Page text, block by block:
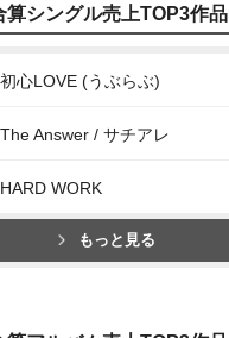
算シングル売上TOP3作品
初心LOVE (うぶらぶ)
The Answer / サチアレ
HARD WORK
もっと見る